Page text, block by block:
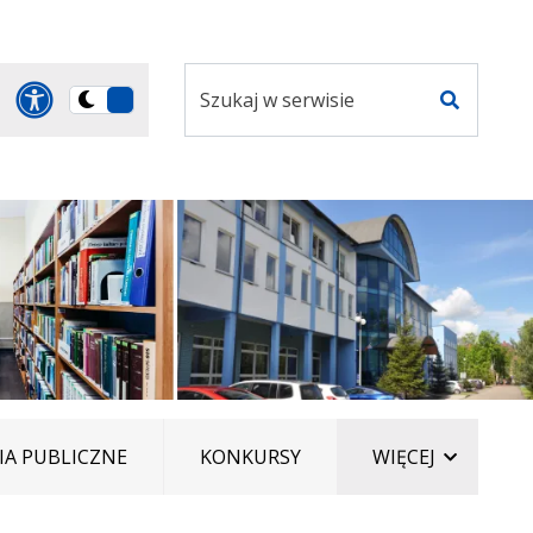
Panel dostosowania
Przełącz
serwisie
PUBLICZNE KONKURSY WIĘCEJ